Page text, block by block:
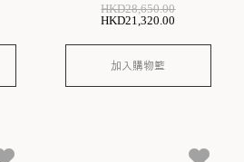
HKD28,650.00
HKD21,320 .00
加入購物籃